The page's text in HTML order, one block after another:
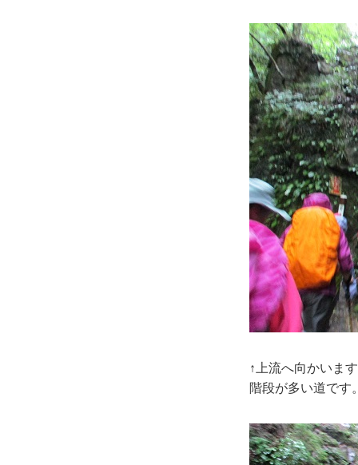
↑上流へ向かいま
階段が多い道です